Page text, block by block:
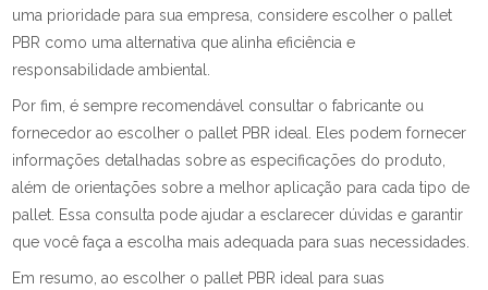
uma prioridade para sua empresa, considere escolher o pallet
PBR como uma alternativa que alinha eficiência e
responsabilidade ambiental.
Por fim, é sempre recomendável consultar o fabricante ou
fornecedor ao escolher o pallet PBR ideal. Eles podem fornecer
informações detalhadas sobre as especificações do produto,
além de orientações sobre a melhor aplicação para cada tipo de
pallet. Essa consulta pode ajudar a esclarecer dúvidas e garantir
que você faça a escolha mais adequada para suas necessidades.
Em resumo, ao escolher o pallet PBR ideal para suas